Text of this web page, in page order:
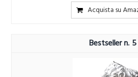
Acquista su
5